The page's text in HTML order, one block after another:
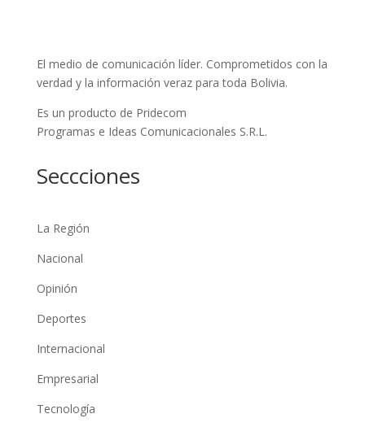
El medio de comunicación líder. Comprometidos con la
verdad y la información veraz para toda Bolivia.
Es un producto de Pridecom
Programas e Ideas Comunicacionales S.R.L.
Seccciones
La Región
Nacional
Opinión
Deportes
Internacional
Empresarial
Tecnología